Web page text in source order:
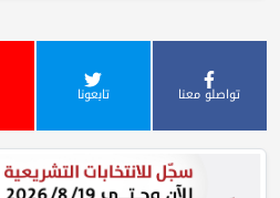
تواصلو معنا تابعونا